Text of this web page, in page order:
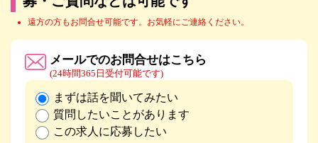
遠方の方もお問合せ可能です。お気軽にご連絡ください。
メールでのお問合せはこちら
(24時間365日受付可能です)
まずは話を聞いてみたい
質問したいことがあります
この求人に応募したい